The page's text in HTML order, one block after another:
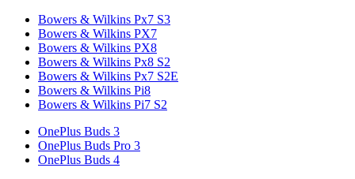
Bowers & Wilkins Px7 S3
Bowers & Wilkins PX7
Bowers & Wilkins PX8
Bowers & Wilkins Px8 S2
Bowers & Wilkins Px7 S2E
Bowers & Wilkins Pi8
Bowers & Wilkins Pi7 S2
OnePlus Buds 3
OnePlus Buds Pro 3
OnePlus Buds 4